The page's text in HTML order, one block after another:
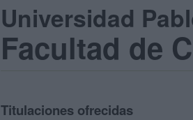
Universidad
Facultad de
Titulaciones ofrecidas